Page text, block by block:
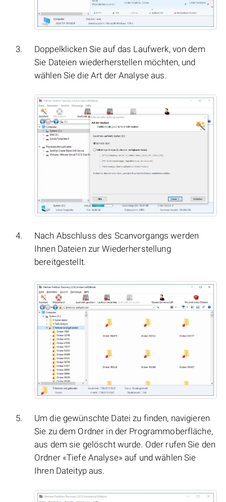
Doppelklicken Sie auf das Laufwerk, von dem
Sie Dateien wiederherstellen möchten, und
wählen Sie die Art der Analyse aus.
Nach Abschluss des Scanvorgangs werden
Ihnen Dateien zur Wiederherstellung
bereitgestellt.
Um die gewünschte Datei zu finden, navigieren
Sie zu dem Ordner in der Programmoberfläche,
aus dem sie gelöscht wurde. Oder rufen Sie den
Ordner «Tiefe Analyse» auf und wählen Sie
Ihren Dateityp aus.